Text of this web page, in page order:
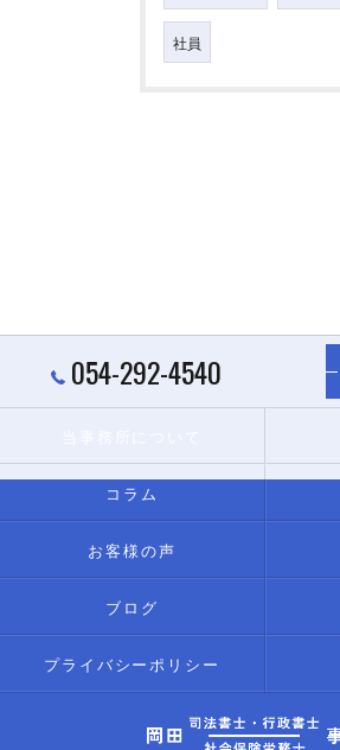
社員
054-292-4540
コラム
お客様の声
ブログ
プライバシーポリシー